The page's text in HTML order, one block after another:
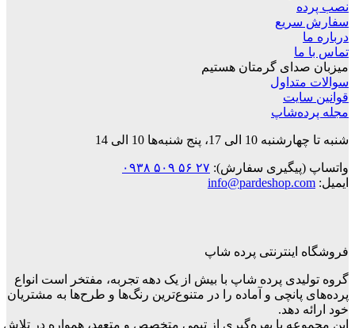
نصب پرده
سفارش سریع
درباره ما
تماس با ما
میزبان صدای گرمتان هستیم
سوالات متداول
قوانین‌ سایت
مجله پرده‌شاپ
شنبه تا چهارشنبه 10 الی 17، پنج شنبه‌ها 10 الی 14
واتساپ (پیگیری سفارش):۲۷ ۵۶ ۵۰۹ ۰۹۳۸
ایمیل:info@pardeshop.com
فروشگاه اینترنتی پرده شاپ
گروه تولیدی پرده شاپ با بیش از یک دهه تجربه، مفتخر است انواع
پرده‌های پانچی و آماده را در متنوع‌ترین رنگ‌ها و طرح‌ها به مشتریان
خود ارائه دهد.
این مجموعه با بهره‌گیری از تیمی متخصص و متعهد، همواره در تلاش